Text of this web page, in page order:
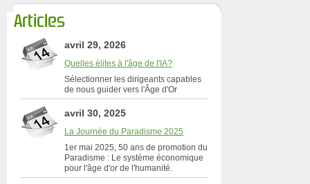
Articles
avril 29, 2026
Quelles élites à l'âge de l'IA?
Sélectionner les dirigeants capables
de nous guider vers l'Âge d'Or
avril 30, 2025
La Journée du Paradisme 2025
1er mai 2025, 50 ans de promotion du
Paradisme : Le système économique
pour l'âge d'or de l'humanité.